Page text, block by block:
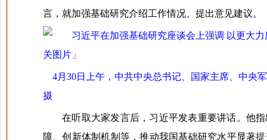
言，就加强基础研究介绍工作情况、提出意见建议。
4月30日上午，中共中央总书记、国家主席、中央
摄
在听取大家发言后，习近平发表重要讲话。他
障、创新体制机制等，推动我国基础研究水平显著